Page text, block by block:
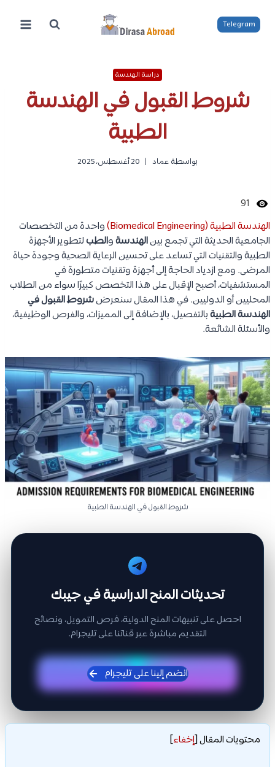
المحتوى
Telegram
دراسة الهندسة
شروط القبول في الهندسة
الطبية
بواسطة عماد 20 أغسطس، 2025
91
الهندسة الطبية (Biomedical Engineering)
واحدة من التخصصات
الجامعية الحديثة التي تجمع بينالهندسةوالطبلتطوير الأجهزة
الطبية والتقنيات التي تساعد على تحسين الرعاية الصحية وجودة حياة
المرضى. ومع ازدياد الحاجة إلى أجهزة وتقنيات متطورة في
المستشفيات، أصبح الإقبال على هذا التخصص كبيرًا سواء من الطلاب
المحليين أو الدوليين. في هذا المقال سنعرضشروط القبول في
الهندسة الطبيةبالتفصيل، بالإضافة إلى المميزات، والفرص الوظيفية،
والأسئلة الشائعة.
شروط القبول في الهندسة الطبية
تحديثات المنح الدراسية في جيبك
احصل على تنبيهات المنح الدولية، فرص التمويل، ونصائح
التقديم مباشرة عبر قناتنا على تليجرام.
انضم إلينا على تليجرام
محتويات المقال[إخفاء]